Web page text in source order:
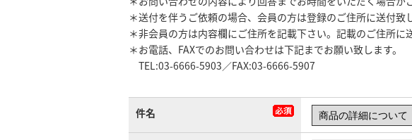
＊送付を伴うご依頼の場合、会員の方は登録のご住所に送付致
＊非会員の方は内容欄にご住所を記載下さい。記載のご住所に
＊お電話、FAXでのお問い合わせは下記までお願い致します。
TEL:03-6666-5903／FAX:03-6666-5907
件名